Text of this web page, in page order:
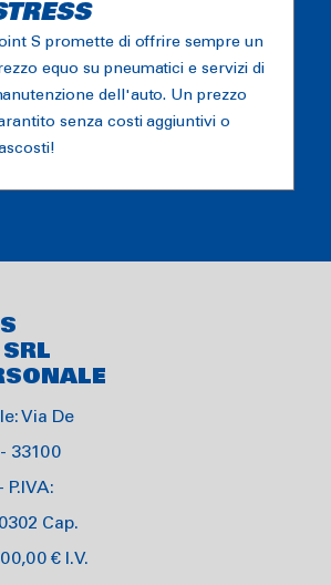
S promette di offrire sempre un
equo su pneumatici e servizi di
dell'auto. Un prezzo
senza costi aggiuntivi o
Via De
33100
P.IVA:
Cap.
€ I.V.